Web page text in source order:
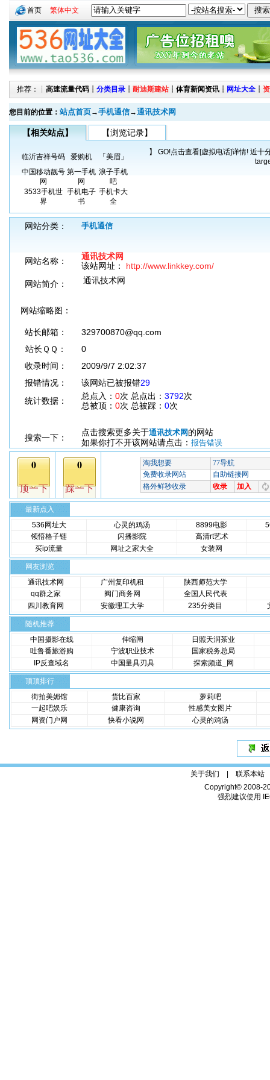
首页 繁体中文
推荐：┊ 高速流量代码 ┊ 分类目录 ┊ 耐迪斯建站 ┊ 体育新闻资讯 ┊ 网址大全 ┊
您目前的位置： 站点首页→手机通信→通讯技术网
【相关站点】 【浏览记录】
临沂吉祥号码 爱购机 「美眉」
】 GO!点击查看[虚拟电话]详情! 近
中国移动靓号
网
第一手机
网
浪子手机
吧
3533手机世
界
手机电子
书
手机卡大
全
网站分类： 手机通信
网站名称：
通讯技术网
该站网址： http://www.linkkey.com/
网站简介：
通讯技术网
网站缩略图：
站长邮箱：
329700870@qq.com
站长ＱＱ：
0
收录时间：
2009/9/7 2:02:37
报错情况：
该网站已被报错29
统计数据：
总点入： 0次 总点出： 3792次
总被顶： 0次 总被踩： 0次
搜索一下：
点击搜索更多关于通讯技术网 的网站
如果你打不开该网站请点击： 报告错误
最新点入
536网址大
心灵的鸡汤 8899电影
领悟格子链
闪播影院
高清rt艺术
买ip流量
网址之家大全 女装网
网友浏览
通讯技术网
广州复印机租
陕西师范大学
qq群之家
阀门商务网
全国人民代表
四川教育网
安徽理工大学 235分类目
随机推荐
中国摄影在线
伸缩闸
日照天润茶业
吐鲁番旅游购
宁波职业技术
国家税务总局
IP反查域名
中国量具刃具 探索频道_网
顶顶排行
街拍美媚馆
货比百家
萝莉吧
一起吧娱乐
健康咨询
性感美女图片
网资门户网
快看小说网 心灵的鸡汤
关于我们 | 联系本站
Copyright© 2008-
强烈建议使用